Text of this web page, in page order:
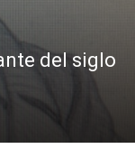
del siglo